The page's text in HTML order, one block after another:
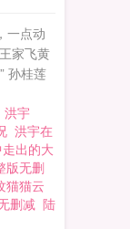
一点动
家飞黄
孙桂莲
洪宇
洪宇在
出的大
版无删
猫猫云
删减 陆